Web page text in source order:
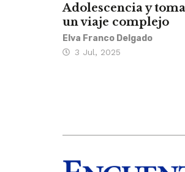
Adolescencia y
un viaje complejo
Elva Franco Delgado
3 Jul, 2025